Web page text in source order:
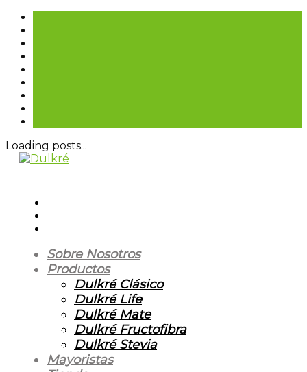
Loading posts...
Sobre Nosotros
Productos
Dulkré Clásico
Dulkré Life
Dulkré Mate
Dulkré Fructofibra
Dulkré Stevia
Mayoristas